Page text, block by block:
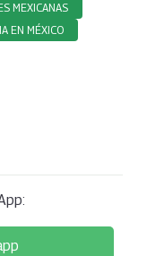
MEXICANAS
EN MÉXICO